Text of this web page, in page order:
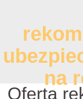
na
Oferta